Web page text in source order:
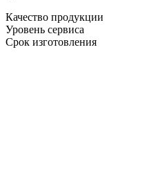
Качество продукции
Уровень сервиса
Срок изготовления